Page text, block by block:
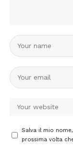
Salva il mio
prossima volta